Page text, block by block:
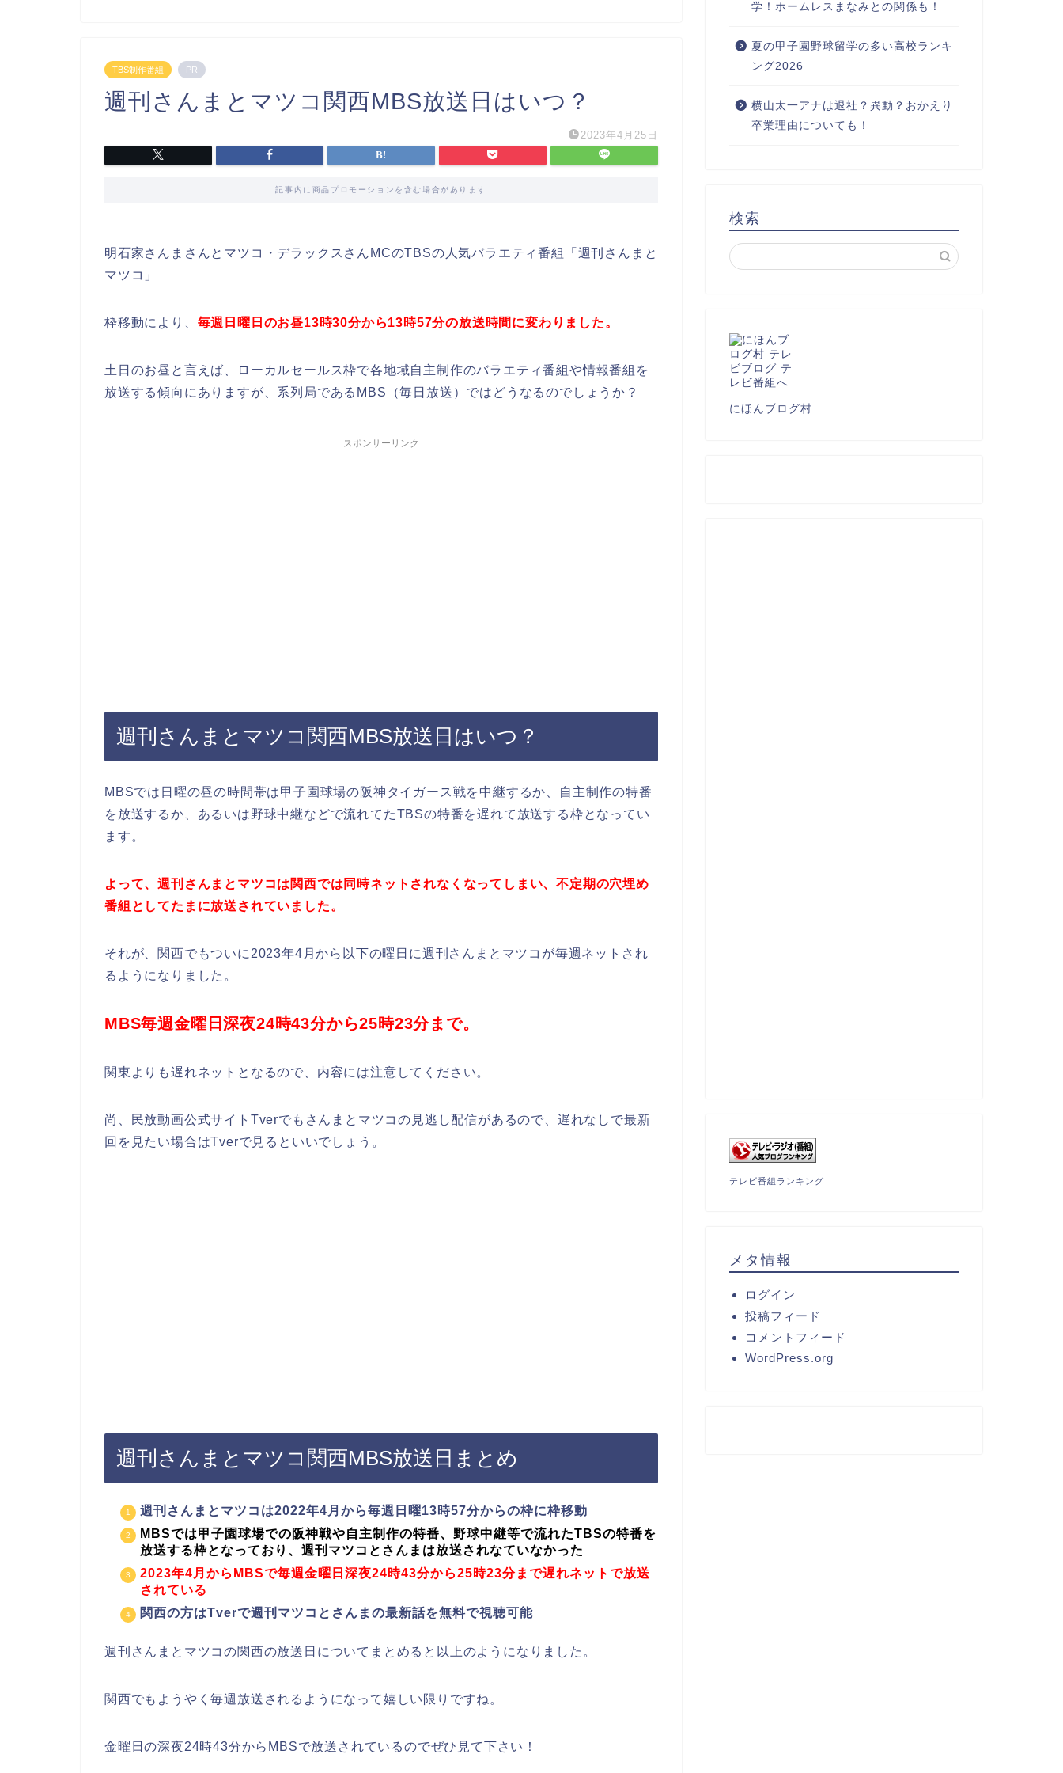
TBS制作番組 PR
週刊さんまとマツコ関西MBS放送日はいつ？
2023年4月25日
記事内に商品プロモーションを含む場合があります
明石家さんまさんとマツコ・デラックスさんMCのTBSの人気バラエティ番組「週刊さんまと
マツコ」
枠移動により、 毎週日曜日のお昼13時30分から13時57分の放送時間に変わりました。
土日のお昼と言えば、ローカルセールス枠で各地域自主制作のバラエティ番組や情報番組を
放送する傾向にありますが、系列局であるMBS（毎日放送）ではどうなるのでしょうか？
スポンサーリンク
週刊さんまとマツコ関西MBS放送日はいつ？
MBSでは日曜の昼の時間帯は甲子園球場の阪神タイガース戦を中継するか、自主制作の特番
を放送するか、あるいは野球中継などで流れてたTBSの特番を遅れて放送する枠となってい
ます。
よって、週刊さんまとマツコは関西では同時ネットされなくなってしまい、不定期の穴埋め
番組としてたまに放送されていました。
それが、関西でもついに2023年4月から以下の曜日に週刊さんまとマツコが毎週ネットされ
るようになりました。
MBS毎週金曜日深夜24時43分から25時23分まで。
関東よりも遅れネットとなるので、内容には注意してください。
尚、民放動画公式サイトTverでもさんまとマツコの見逃し配信があるので、遅れなしで最新
回を見たい場合はTverで見るといいでしょう。
週刊さんまとマツコ関西MBS放送日まとめ
週刊さんまとマツコは2022年4月から毎週日曜13時57分からの枠に枠移動
MBSでは甲子園球場での阪神戦や自主制作の特番、野球中継等で流れたTBSの特番を
放送する枠となっており、週刊マツコとさんまは放送されなていなかった
2023年4月からMBSで毎週金曜日深夜24時43分から25時23分まで遅れネットで放送
されている
関西の方はTverで週刊マツコとさんまの最新話を無料で視聴可能
週刊さんまとマツコの関西の放送日についてまとめると以上のようになりました。
関西でもようやく毎週放送されるようになって嬉しい限りですね。
金曜日の深夜24時43分からMBSで放送されているのでぜひ見て下さい！
学！ホームレスまなみとの関係も！
夏の甲子園野球留学の多い高校ランキ
ング2026
横山太一アナは退社？異動？おかえり
卒業理由についても！
検索
にほんブログ村
テレビ番組ランキング
メタ情報
ログイン
投稿フィード
コメントフィード
WordPress.org